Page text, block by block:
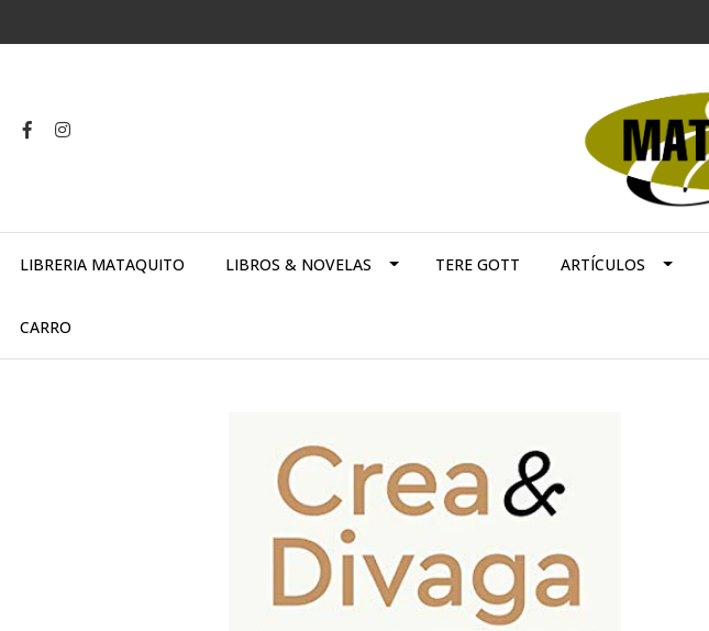
LIBRERIA MATAQUITO LIBROS & NOVELAS TERE GOTT ARTÍCULOS
CARRO